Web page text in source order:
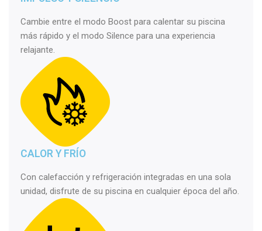
Cambie entre el modo Boost para calentar su piscina
más rápido y el modo Silence para una experiencia
relajante.
CALOR Y FRÍO
Con calefacción y refrigeración integradas en una sola
unidad, disfrute de su piscina en cualquier época del año.